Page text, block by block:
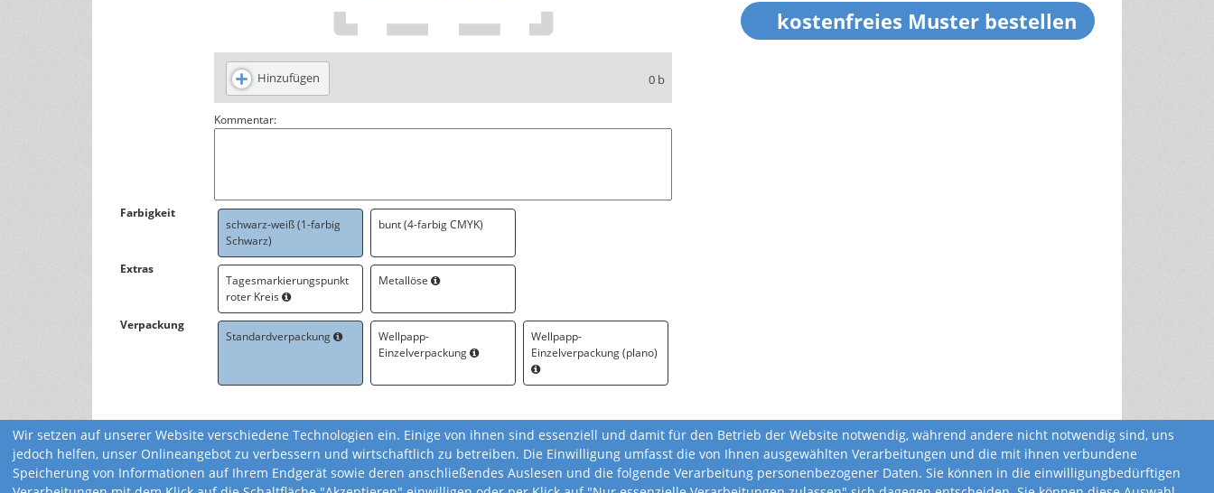
Hinzufügen 0 b
Kommentar:
Farbigkeit
schwarz-weiß (1-farbig
Schwarz)
bunt (4-farbig CMYK)
Extras
Tagesmarkierungspunkt
roter Kreis
Metallöse
Verpackung
Standardverpackung
Wellpapp-
Einzelverpackung
Wellpapp-
Einzelverpackung (plano)
Wir setzen auf unserer Website verschiedene Technologien ein. Einige von ihnen sind essenziell und damit für den Betrieb der Website notwendig, während andere nicht notwendig sind, uns
jedoch helfen, unser Onlineangebot zu verbessern und wirtschaftlich zu betreiben. Die Einwilligung umfasst die von Ihnen ausgewählten Verarbeitungen und die mit ihnen verbundene
Speicherung von Informationen auf Ihrem Endgerät sowie deren anschließendes Auslesen und die folgende Verarbeitung personenbezogener Daten. Sie können in die einwilligungbedürftigen